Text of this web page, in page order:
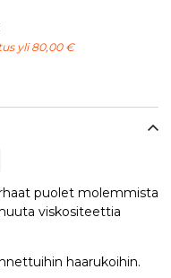
puolet molemmista
viskositeettia
haarukoihin.
yli 80,00 €